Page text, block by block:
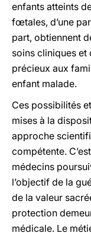
enfants atteints
fœtales, d’une
part, obtiennent
soins cliniques et
précieux aux
enfant malade.
Ces possibilités
mises à la
approche
compétente.
médecins
l’objectif de la
de la valeur
protection
médicale. Le